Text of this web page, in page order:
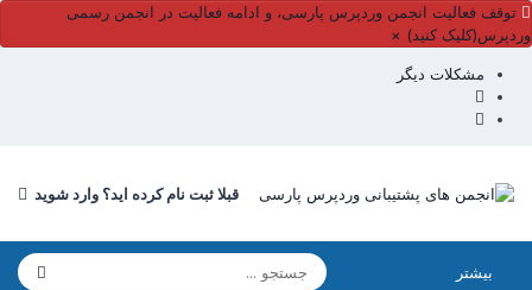
توقف فعالیت انجمن وردپرس پارسی، و ادامه فعالیت در انجمن رسمی
وردپرس(کلیک کنید) ×
مشکلات دیگر
قبلا ثبت نام کرده اید؟ وارد شوید
بیشتر